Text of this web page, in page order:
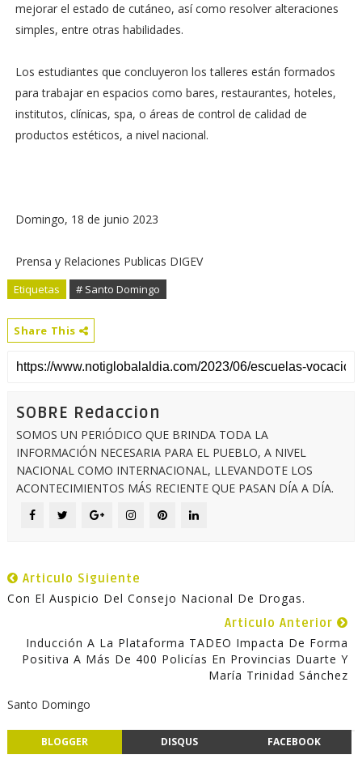
mejorar el estado de cutáneo, así como resolver alteraciones
simples, entre otras habilidades.
Los estudiantes que concluyeron los talleres están formados
para trabajar en espacios como bares, restaurantes, hoteles,
institutos, clínicas, spa, o áreas de control de calidad de
productos estéticos, a nivel nacional.
Domingo, 18 de junio 2023
Prensa y Relaciones Publicas DIGEV
Etiquetas # Santo Domingo
Share This
SOBRE Redaccion
SOMOS UN PERIÓDICO QUE BRINDA TODA LA
INFORMACIÓN NECESARIA PARA EL PUEBLO, A NIVEL
NACIONAL COMO INTERNACIONAL, LLEVANDOTE LOS
ACONTECIMIENTOS MÁS RECIENTE QUE PASAN DÍA A DÍA.
Articulo Siguiente
Con El Auspicio Del Consejo Nacional De Drogas.
Articulo Anterior
Inducción A La Plataforma TADEO Impacta De Forma
Positiva A Más De 400 Policías En Provincias Duarte Y
María Trinidad Sánchez
Santo Domingo
BLOGGER DISQUS FACEBOOK